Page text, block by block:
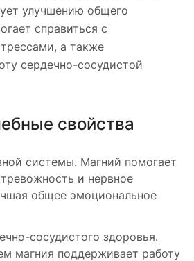
улучшению общего
справиться с
а также
сердечно-сосудистой
свойства
системы. Магний помогает
и нервное
общее эмоциональное
сосудистого здоровья.
магния поддерживает работу